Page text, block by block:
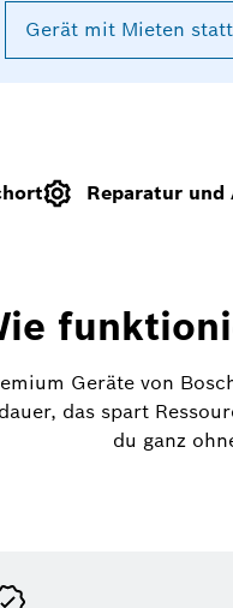
Gerät mit Mieten
Reparatur
Geräte von
das spart
du ganz